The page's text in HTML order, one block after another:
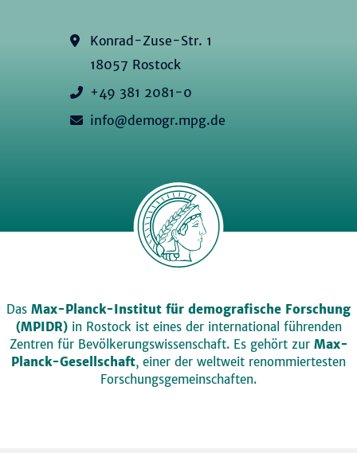
Konrad-Zuse-Str. 1
18057 Rostock
+49 381 2081-0
info@demogr.mpg.de
Das Max-Planck-Institut für demografische Forschung
(MPIDR)in Rostock ist eines der international führenden
Zentren für Bevölkerungswissenschaft. Es gehört zur Max-
Planck-Gesellschaft, einer der weltweit renommiertesten
Forschungsgemeinschaften.